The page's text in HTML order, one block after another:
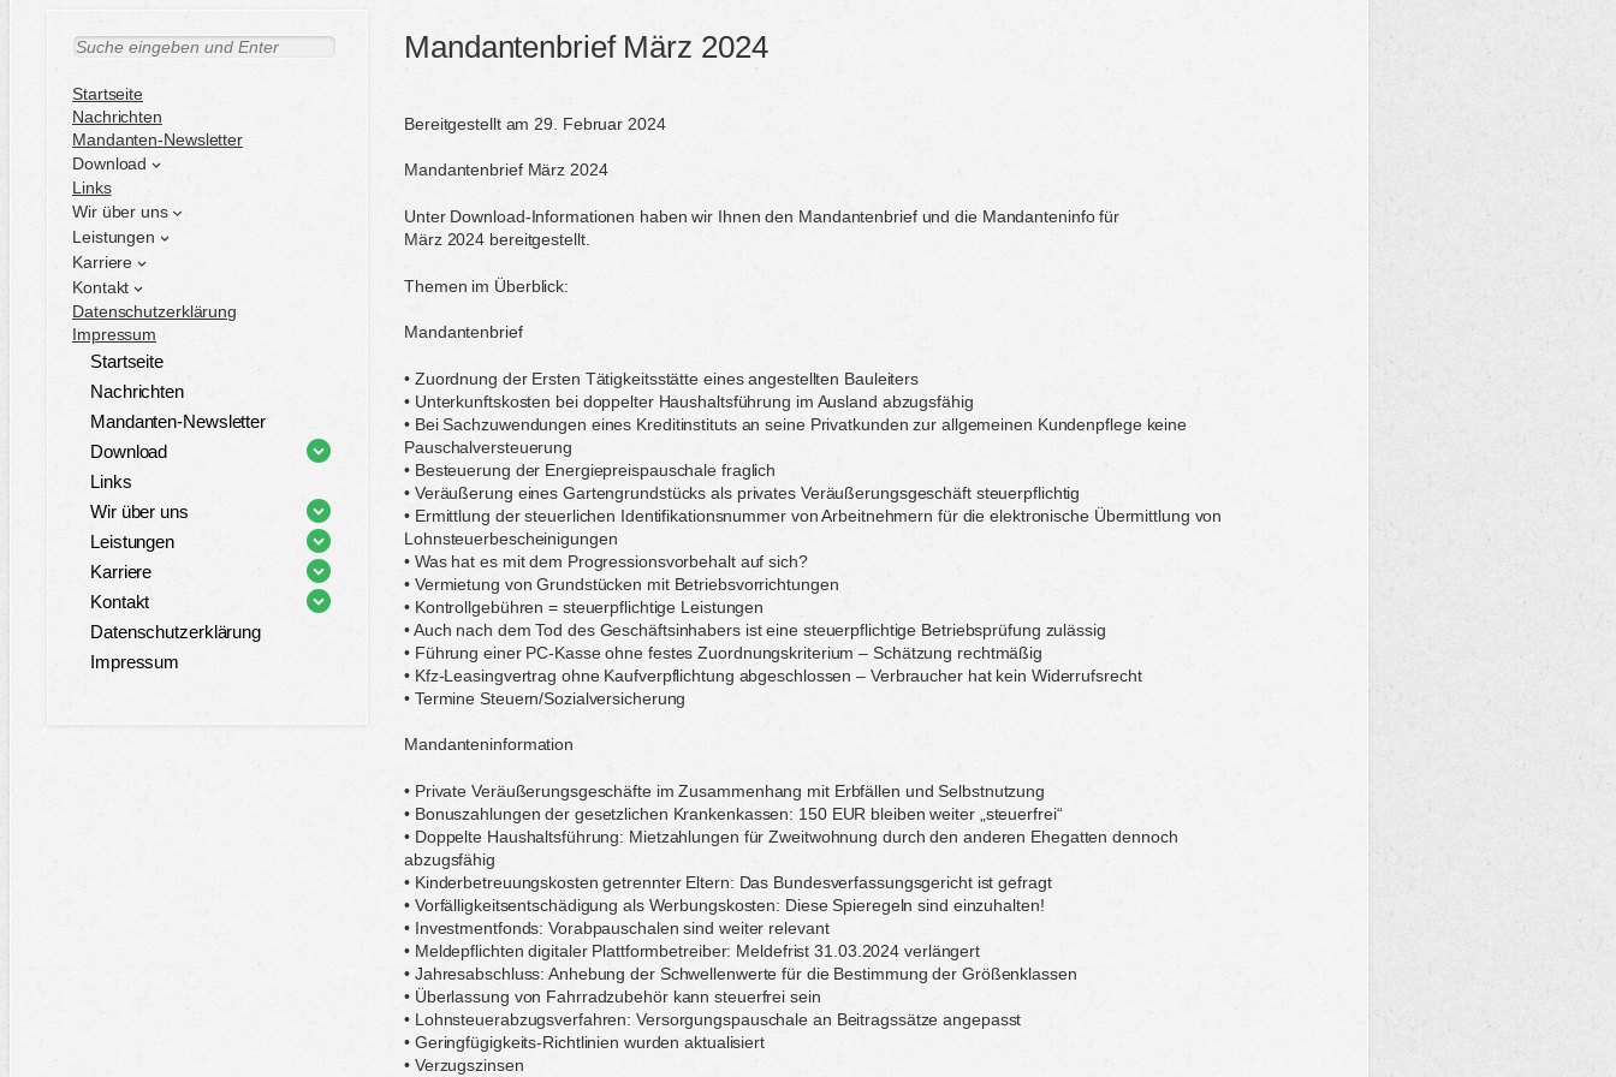
S
c
h
e
n
Startseite
Nachrichten
Mandanten-Newsletter
Download
Links
Wir über uns
Leistungen
Karriere
Kontakt
Datenschutzerklärung
Impressum
Startseite
Nachrichten
Mandanten-Newsletter
Download
Links
Wir über uns
Leistungen
Karriere
Kontakt
Datenschutzerklärung
Impressum
Mandantenbrief März 2024
Bereitgestellt am 29. Februar 2024
Mandantenbrief März 2024
Unter Download-Informationen haben wir Ihnen den Mandantenbrief und die Mandanteninfo für
März 2024 bereitgestellt.
Themen im Überblick:
Mandantenbrief
• Zuordnung der Ersten Tätigkeitsstätte eines angestellten Bauleiters
• Unterkunftskosten bei doppelter Haushaltsführung im Ausland abzugsfähig
• Bei Sachzuwendungen eines Kreditinstituts an seine Privatkunden zur allgemeinen Kundenpflege keine
Pauschalversteuerung
• Besteuerung der Energiepreispauschale fraglich
• Veräußerung eines Gartengrundstücks als privates Veräußerungsgeschäft steuerpflichtig
• Ermittlung der steuerlichen Identifikationsnummer von Arbeitnehmern für die elektronische Übermittlung von
Lohnsteuerbescheinigungen
• Was hat es mit dem Progressionsvorbehalt auf sich?
• Vermietung von Grundstücken mit Betriebsvorrichtungen
• Kontrollgebühren = steuerpflichtige Leistungen
• Auch nach dem Tod des Geschäftsinhabers ist eine steuerpflichtige Betriebsprüfung zulässig
• Führung einer PC-Kasse ohne festes Zuordnungskriterium – Schätzung rechtmäßig
• Kfz-Leasingvertrag ohne Kaufverpflichtung abgeschlossen – Verbraucher hat kein Widerrufsrecht
• Termine Steuern/Sozialversicherung
Mandanteninformation
• Private Veräußerungsgeschäfte im Zusammenhang mit Erbfällen und Selbstnutzung
• Bonuszahlungen der gesetzlichen Krankenkassen: 150 EUR bleiben weiter „steuerfrei“
• Doppelte Haushaltsführung: Mietzahlungen für Zweitwohnung durch den anderen Ehegatten dennoch
abzugsfähig
• Kinderbetreuungskosten getrennter Eltern: Das Bundesverfassungsgericht ist gefragt
• Vorfälligkeitsentschädigung als Werbungskosten: Diese Spieregeln sind einzuhalten!
• Investmentfonds: Vorabpauschalen sind weiter relevant
• Meldepflichten digitaler Plattformbetreiber: Meldefrist 31.03.2024 verlängert
• Jahresabschluss: Anhebung der Schwellenwerte für die Bestimmung der Größenklassen
• Überlassung von Fahrradzubehör kann steuerfrei sein
• Lohnsteuerabzugsverfahren: Versorgungspauschale an Beitragssätze angepasst
• Geringfügigkeits-Richtlinien wurden aktualisiert
• Verzugszinsen